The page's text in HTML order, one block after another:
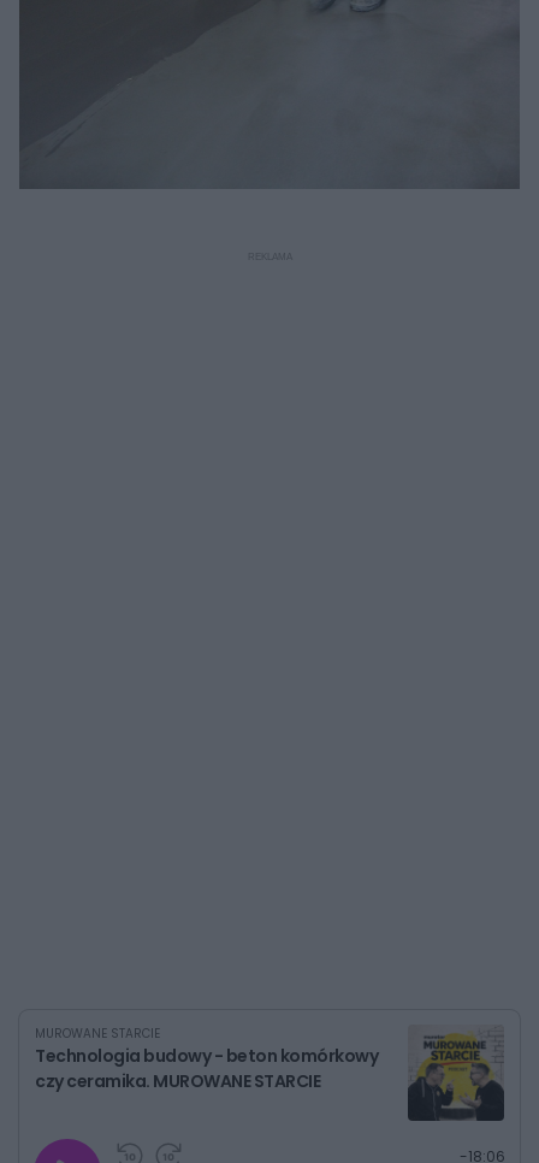
MUROWANE STARCIE
Technologia budowy - beton komórkowy
czy ceramika. MUROWANE STARCIE
P
-18:06